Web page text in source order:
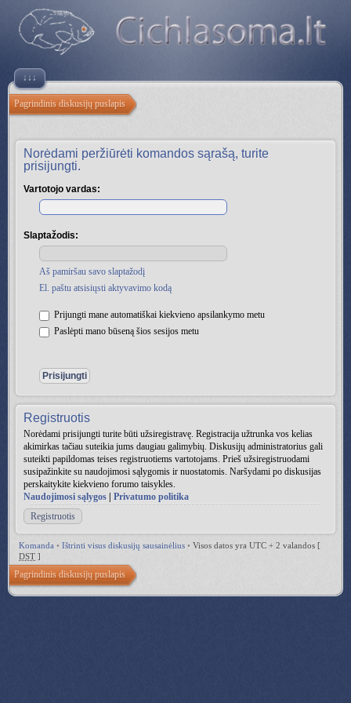
↓↓↓
Pagrindinis diskusijų puslapis
Norėdami peržiūrėti komandos sąrašą, turite
prisijungti.
Vartotojo vardas:
Slaptažodis:
Aš pamiršau savo slaptažodį
El. paštu atsisiųsti aktyvavimo kodą
Prijungti mane automatiškai kiekvieno apsilankymo metu
Paslėpti mano būseną šios sesijos metu
Registruotis
Norėdami prisijungti turite būti užsiregistravę. Registracija užtrunka vos kelias
akimirkas tačiau suteikia jums daugiau galimybių. Diskusijų administratorius gali
suteikti papildomas teises registruotiems vartotojams. Prieš užsiregistruodami
susipažinkite su naudojimosi sąlygomis ir nuostatomis. Naršydami po diskusijas
perskaitykite kiekvieno forumo taisykles.
Naudojimosi sąlygos
Privatumo politika
Registruotis
Komanda • Ištrinti visus diskusijų sausainėlius • Visos datos yra UTC + 2 valandos [
DST ]
Pagrindinis diskusijų puslapis